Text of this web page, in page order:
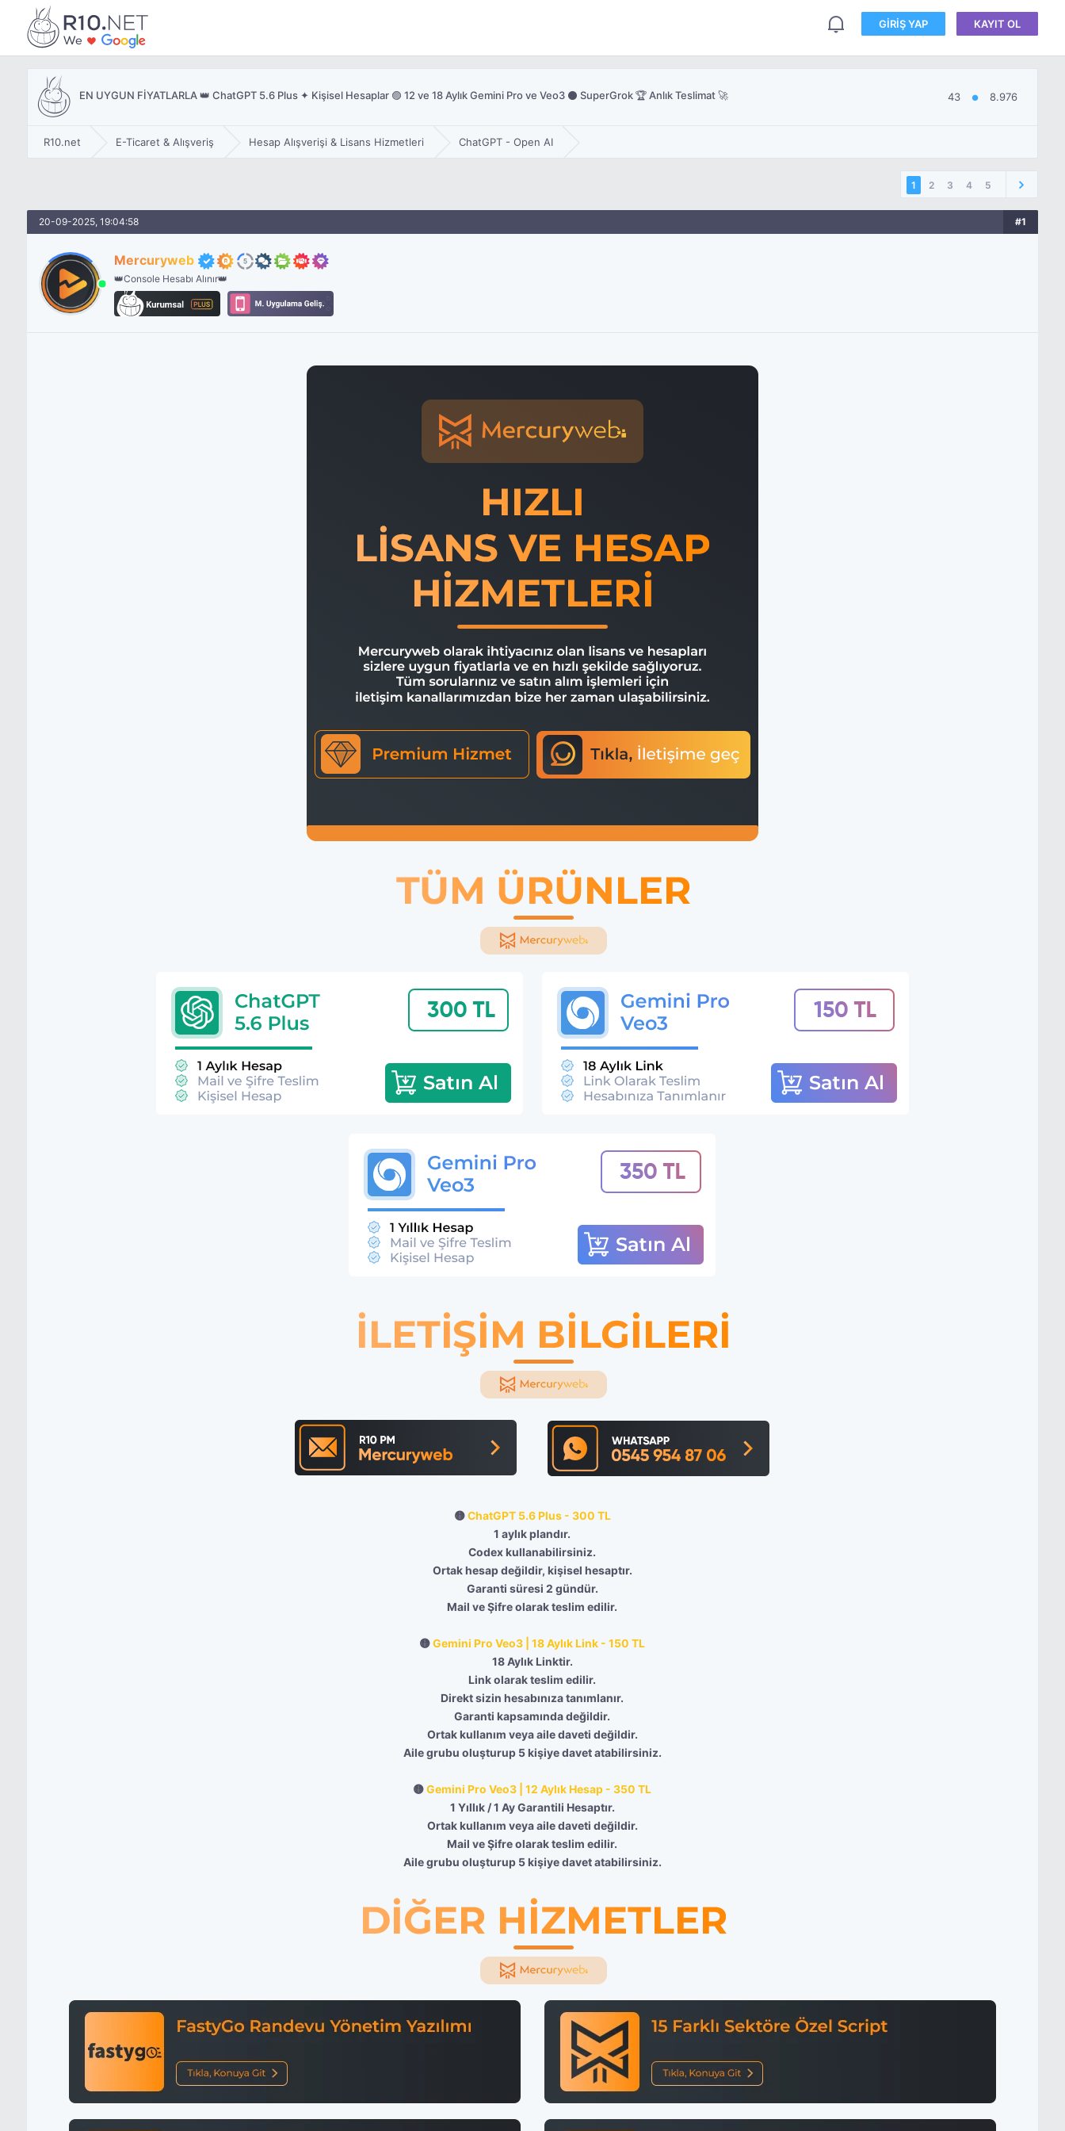
GIRIŞ YAP KAYIT OL
EN UYGUN FİYATLARLA 👑 ChatGPT 5.6 Plus ✦ Kişisel Hesaplar 🟣 12 ve 18 Aylık Gemini Pro ve Veo3 ⚫ SuperGrok 🏆 Anlık Teslimat 🚀 43 ● 8.976
R10.net E-Ticaret & Alışveriş Hesap Alışverişi & Lisans Hizmetleri ChatGPT - Open AI
1 2 3 4 5
20-09-2025, 19:04:58 #1
Mercuryweb
👑Console Hesabı Alınır👑
🟡ChatGPT 5.6 Plus - 300 TL
1 aylık plandır.
Codex kullanabilirsiniz.
Ortak hesap değildir, kişisel hesaptır.
Garanti süresi 2 gündür.
Mail ve Şifre olarak teslim edilir.
🟡Gemini Pro Veo3 | 18 Aylık Link - 150 TL
18 Aylık Linktir.
Link olarak teslim edilir.
Direkt sizin hesabınıza tanımlanır.
Garanti kapsamında değildir.
Ortak kullanım veya aile daveti değildir.
Aile grubu oluşturup 5 kişiye davet atabilirsiniz.
🟡Gemini Pro Veo3 | 12 Aylık Hesap - 350 TL
1 Yıllık / 1 Ay Garantili Hesaptır.
Ortak kullanım veya aile daveti değildir.
Mail ve Şifre olarak teslim edilir.
Aile grubu oluşturup 5 kişiye davet atabilirsiniz.